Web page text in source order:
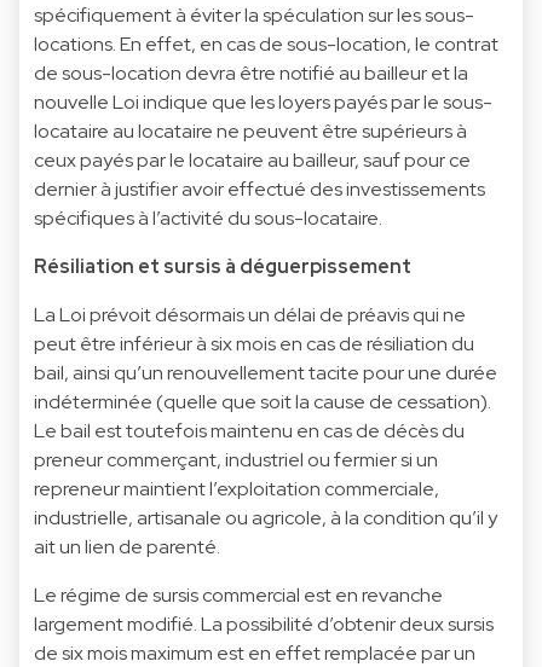
spécifiquement à éviter la spéculation sur les sous-
locations. En effet, en cas de sous-location, le contrat
de sous-location devra être notifié au bailleur et la
nouvelle Loi indique que les loyers payés par le sous-
locataire au locataire ne peuvent être supérieurs à
ceux payés par le locataire au bailleur, sauf pour ce
dernier à justifier avoir effectué des investissements
spécifiques à l’activité du sous-locataire.
Résiliation et sursis à déguerpissement
La Loi prévoit désormais un délai de préavis qui ne
peut être inférieur à six mois en cas de résiliation du
bail, ainsi qu’un renouvellement tacite pour une durée
indéterminée (quelle que soit la cause de cessation).
Le bail est toutefois maintenu en cas de décès du
preneur commerçant, industriel ou fermier si un
repreneur maintient l’exploitation commerciale,
industrielle, artisanale ou agricole, à la condition qu’il y
ait un lien de parenté.
Le régime de sursis commercial est en revanche
largement modifié. La possibilité d’obtenir deux sursis
de six mois maximum est en effet remplacée par un